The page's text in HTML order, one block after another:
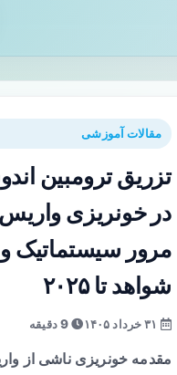
مقالات آموزشی
تزریق ترومبین
در خونریزی
مرور سیستماتیک و
شواهد تا ۲۰۲۵
9 دقیقه
مقدمه خونریزی ناشی از